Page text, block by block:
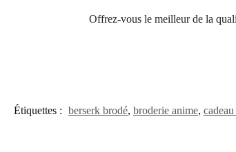
Offrez-vous le meilleur de la
Étiquettes : berserk brodé, broderie anime,